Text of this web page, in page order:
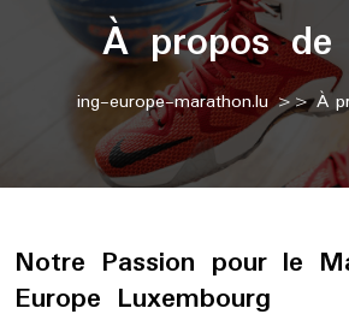
À propos de
ing-europe-marathon.lu>> À
Notre Passion pour le
Europe Luxembourg